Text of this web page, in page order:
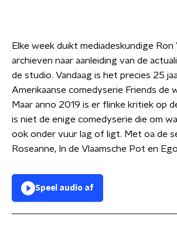
Elke week duikt mediadeskundige
archieven naar aanleiding van de
de studio. Vandaag is het precies 25
Amerikaanse comedyserie Friends de
Maar anno 2019 is er flinke kritiek op
is niet de enige comedyserie die om
ook onder vuur lag of ligt. Met oa de
Roseanne, In de Vlaamsche Pot en
Speel audio af